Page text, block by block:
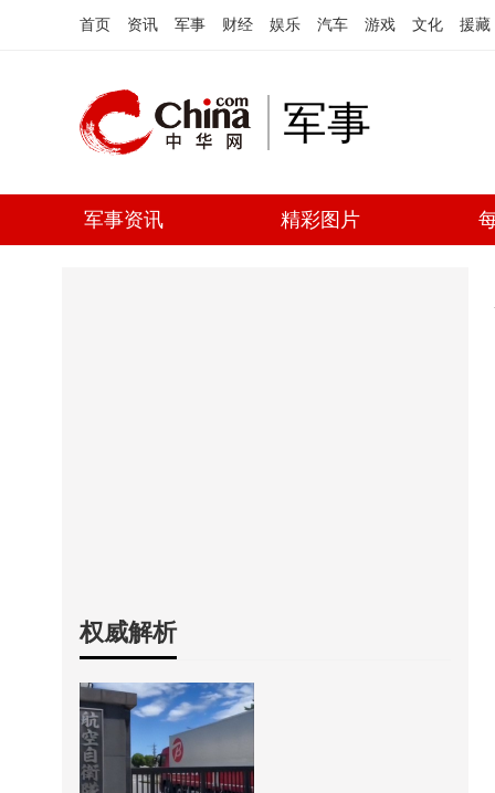
首页 资讯 军事 财经 娱乐 汽车 游戏 文化 援藏
军事
军事资讯 精彩图片
权威解析